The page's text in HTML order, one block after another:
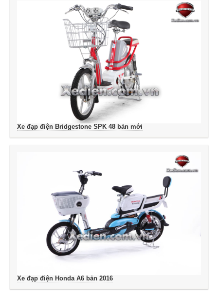
Xe đạp điện Bridgestone SPK 48 bản mới
Xe đạp điện Honda A6 bản 2016